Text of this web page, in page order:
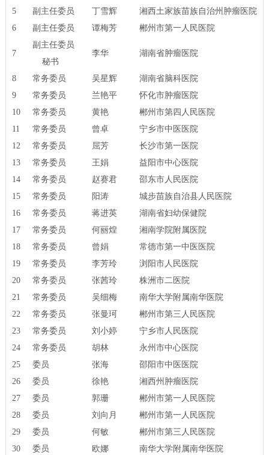
5
副主任委员 丁雪辉
湘西土家族苗族自治州肿瘤医院
6
副主任委员 谭梅芳 郴州市第一人民医院
7
副主任委员
秘书
李华 湖南省肿瘤医院
8 常务委员 吴星辉
湖南省脑科医院
9
常务委员 兰艳平
怀化市肿瘤医院
10
常务委员 黄艳
郴州市第四人民医院
11
常务委员 曾卓
宁乡市中医医院
12
常务委员 屈芳
长沙市第一医院
13
常务委员 王娟
益阳市中心医院
14
常务委员 赵赛君
邵东市人民医院
15
常务委员 阳涛
城步苗族自治县人民医院
16
常务委员 蒋进英
湖南省妇幼保健院
17
常务委员 何丽煌
湘南学院附属医院
18
常务委员 曾娟
常德市第一中医医院
19
常务委员 李芳玲
浏阳市人民医院
20
常务委员 张茜玲
株洲市二医院
21
常务委员 吴细梅
南华大学附属南华医院
22
常务委员 张曼珂
郴州市第三人民医院
23
常务委员 刘小婷
宁乡市人民医院
24
常务委员 胡林
永州市中心医院
25
委员 张海
邵阳市中医医院
26
委员 徐艳
湘西州肿瘤医院
27
委员 郭珊
郴州市第一人民医院
28
委员 刘向月
郴州市第一人民医院
29
委员 何敏
郴州市第三人民医院
30
委员 欧娜
南华大学附属南华医院